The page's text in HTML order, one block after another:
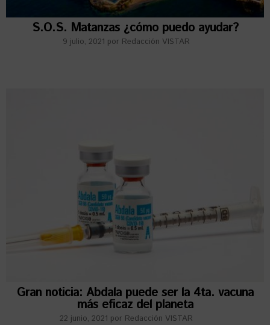
S.O.S. Matanzas ¿cómo puedo ayudar?
9 julio, 2021 por Redacción VISTAR
Gran noticia: Abdala puede ser la 4ta. vacuna
más eficaz del planeta
22 junio, 2021 por Redacción VISTAR